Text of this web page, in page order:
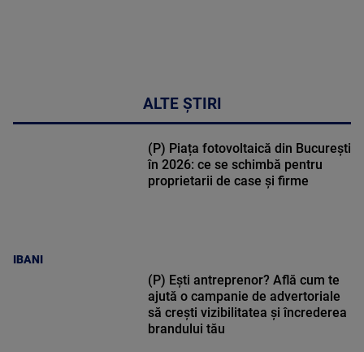
ALTE ȘTIRI
IBANI
(P) Piața fotovoltaică din București
în 2026: ce se schimbă pentru
proprietarii de case și firme
(P) Ești antreprenor? Află cum te
ajută o campanie de advertoriale
să crești vizibilitatea și încrederea
brandului tău